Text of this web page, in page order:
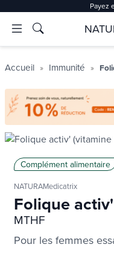
Payez
Accueil Immunité
Complément alimentaire
NATURAMedicatrix
Folique activ'
MTHF
Pour les femmes